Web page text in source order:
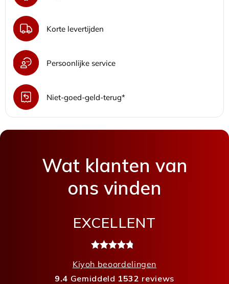
Korte levertijden
Persoonlijke service
Niet-goed-geld-terug*
Wat klanten van
ons vinden
EXCELLENT
Kiyoh beoordelingen
9.4 Gemiddeld 1532 reviews